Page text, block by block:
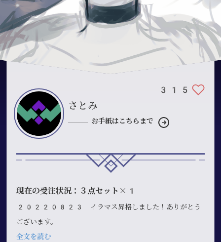
315
さとみ
お手紙はこちらまで
現在の受注状況：３点セット×1
20220823 イラマス昇格しました！ありがとう
ございます。
全文を読む